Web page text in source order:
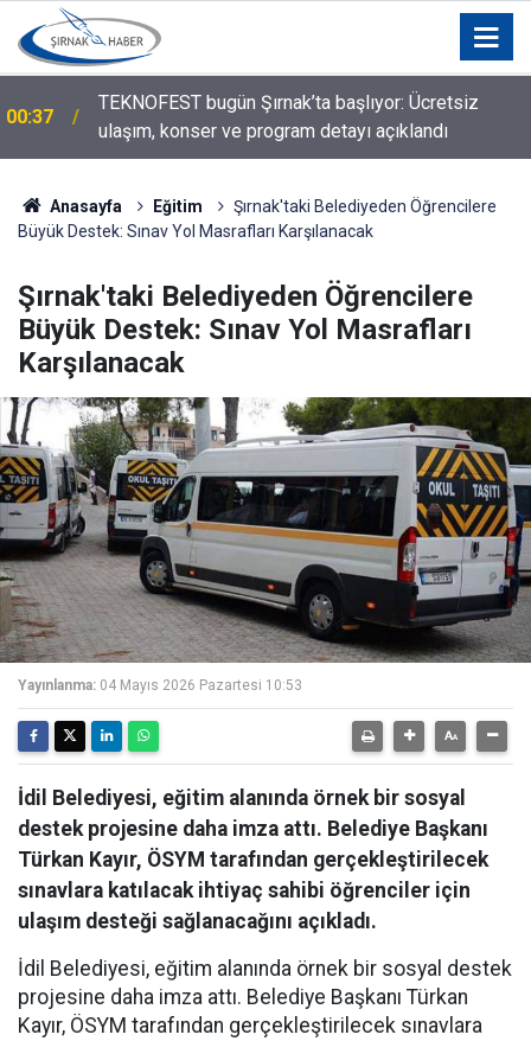
00:37
TEKNOFEST bugün Şırnak’ta başlıyor: Ücretsiz
ulaşım, konser ve program detayı açıklandı
Anasayfa Eğitim
Şırnak'taki Belediyeden Öğrencilere
Büyük Destek: Sınav Yol Masrafları Karşılanacak
Şırnak'taki Belediyeden Öğrencilere
Büyük Destek: Sınav Yol Masrafları
Karşılanacak
Yayınlanma: 04 Mayıs 2026 Pazartesi 10:53
İdil Belediyesi, eğitim alanında örnek bir sosyal
destek projesine daha imza attı. Belediye Başkanı
Türkan Kayır, ÖSYM tarafından gerçekleştirilecek
sınavlara katılacak ihtiyaç sahibi öğrenciler için
ulaşım desteği sağlanacağını açıkladı.
İdil Belediyesi, eğitim alanında örnek bir sosyal destek
projesine daha imza attı. Belediye Başkanı Türkan
Kayır, ÖSYM tarafından gerçekleştirilecek sınavlara